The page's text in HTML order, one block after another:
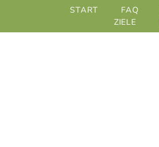
springen
START FAQ
ZIELE